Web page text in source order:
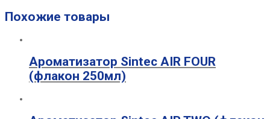
Похожие товары
Ароматизатор Sintec AIR FOUR
(флакон 250мл)